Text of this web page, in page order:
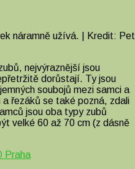
náramně užívá. | Kredit:
nejvýraznější jsou
dorůstají. Ty jsou
soubojů mezi samci a
řezáků se také pozná, zdali
jsou oba typy zubů
velké 60 až 70 cm (z dásně
Praha